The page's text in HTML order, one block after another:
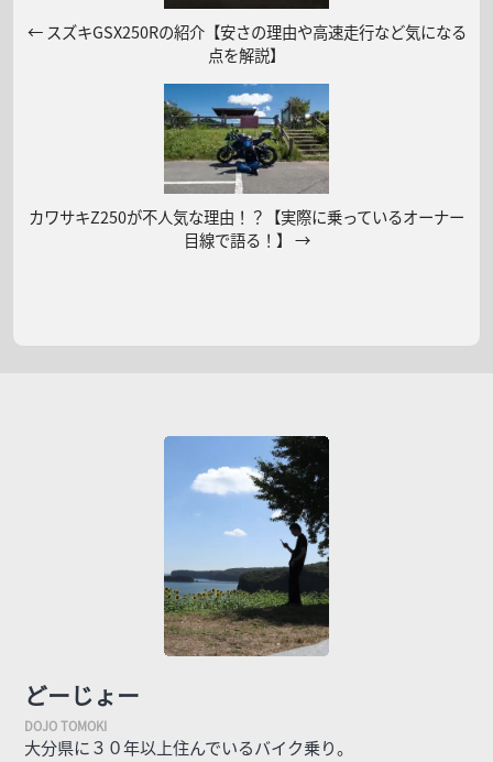
← スズキGSX250Rの紹介【安さの理由や高速走行など気になる
点を解説】
カワサキZ250が不人気な理由！？【実際に乗っているオーナー
目線で語る！】 →
どーじょー
大分県に３０年以上住んでいるバイク乗り。